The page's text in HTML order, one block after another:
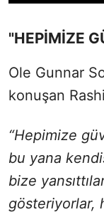
"HEPİMİZE
Ole Gunnar
konuşan
“Hepimize
bu yana
bize
gösteriyorlar,